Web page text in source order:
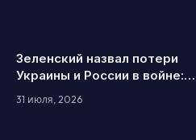
Зеленский назвал потери
Украины и России в войне:
ранены
31 июля, 2026